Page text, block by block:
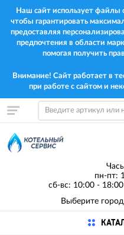
Наш сайт использует файлы
чтобы гарантировать
предоставляя
предпочтения в области
помогая получить
Внимание! Сайт работает в
при работе с сайтом и
пн-пт:
сб-вс: 10:00 -
Выберите